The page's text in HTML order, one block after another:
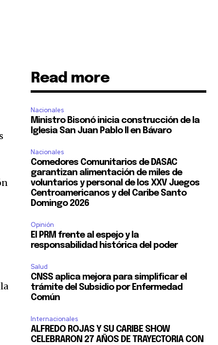
Read more
Nacionales
Ministro Bisonó inicia construcción de la
Iglesia San Juan Pablo II en Bávaro
Nacionales
Comedores Comunitarios de DASAC
garantizan alimentación de miles de
voluntarios y personal de los XXV Juegos
Centroamericanos y del Caribe Santo
Domingo 2026
Opinión
El PRM frente al espejo y la
responsabilidad histórica del poder
Salud
CNSS aplica mejora para simplificar el
trámite del Subsidio por Enfermedad
Común
Internacionales
ALFREDO ROJAS Y SU CARIBE SHOW
CELEBRARON 27 AÑOS DE TRAYECTORIA CON